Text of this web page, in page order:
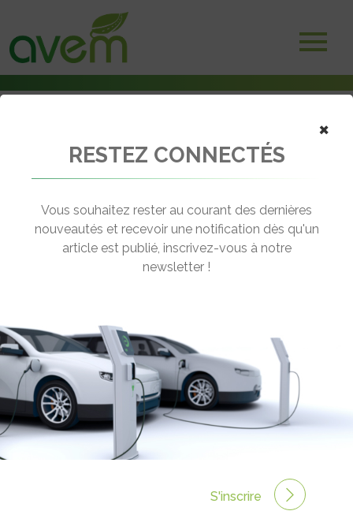
Deux-trois roues électriques
BULTACO BRINCO C
[wppr_avg_rating id="41163"]
Prix :5890€
×
RESTEZ CONNECTÉS
Vous souhaitez rester au courant des dernières
nouveautés et recevoir une notification dès qu'un
article est publié, inscrivez-vous à notre
newsletter !
S'inscrire